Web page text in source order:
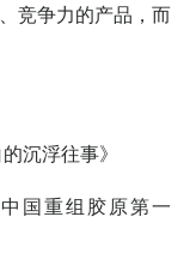
竞争力的产品，而
沉浮往事》
国重组胶原第一